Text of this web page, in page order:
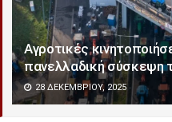
Αγροτικές
πανελλαδική σύσκεψη
28 ΔΕΚΕΜΒΡΊΟΥ, 2025